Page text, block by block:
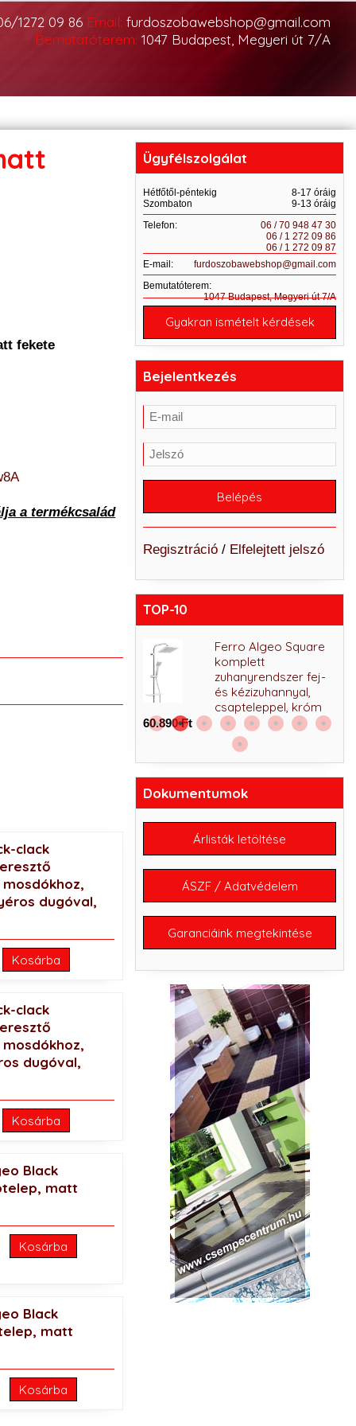
1272 09 86 Email: furdoszobawebshop@gmail.com
Bemutatóterem: 1047 Budapest, Megyeri út 7/A
fekete
a termékcsalád
clack
dugóval,
Kosárba
clack
dugóval,
Kosárba
Black
matt
Kosárba
Black
matt
Kosárba
Ügyfélszolgálat
Hétfőtől-péntekig
8-17 óráig
Szombaton
9-13 óráig
Telefon:
06 / 70 948 47 30
06 / 1 272 09 86
06 / 1 272 09 87
E-mail:
furdoszobawebshop@gmail.com
Bemutatóterem:
1047 Budapest, Megyeri út 7/A
Gyakran ismételt kérdések
Bejelentkezés
Regisztráció/ Elfelejtett jelszó
TOP-10
mosogató csaptelep,
Ferro Algeo Square
komplett
zuhanyrendszer fej-
és kézizuhannyal,
csapteleppel, króm
60.890 Ft
Dokumentumok
Árlisták letöltése
ÁSZF / Adatvédelem
Garanciáink megtekintése